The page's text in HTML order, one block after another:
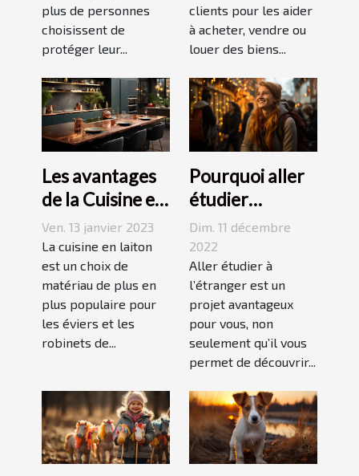
plus de personnes
choisissent de
protéger leur...
clients pour les aider
à acheter, vendre ou
louer des biens...
Les avantages
de la Cuisine en
Laiton
Ven. 13 janvier 2023
La cuisine en laiton
est un choix de
matériau de plus en
plus populaire pour
les éviers et les
robinets de...
Pourquoi aller
étudier
l’étranger ?
Dim. 11 décembre
2022
Aller étudier à
l’étranger est un
projet avantageux
pour vous, non
seulement qu’il vous
permet de découvrir...